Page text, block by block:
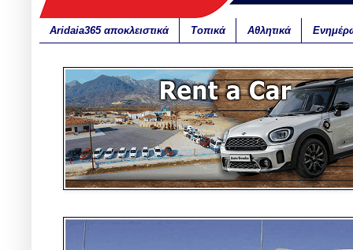
Aridaia365 αποκλειστικά Τοπικά Αθλητικά